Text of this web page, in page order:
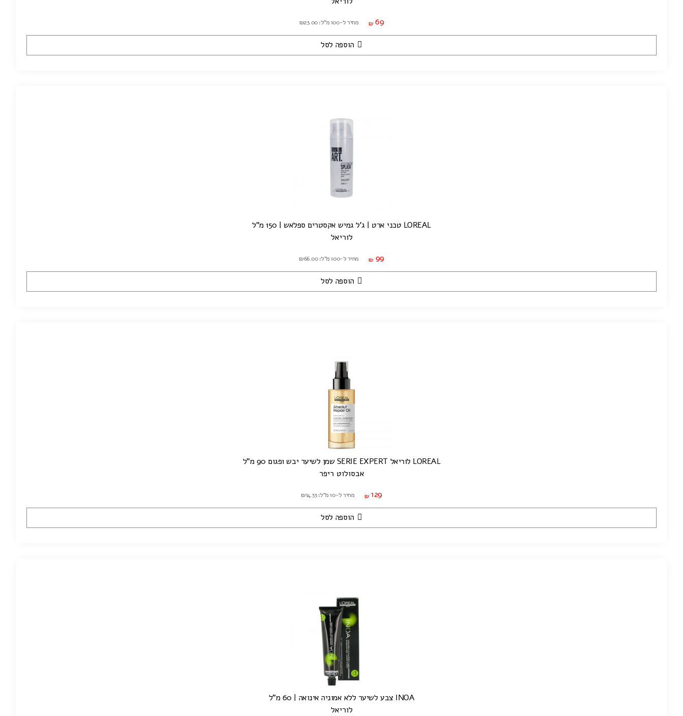
₪ 69 מחיר ל-100 מ"ל: ₪23.00
הוספה לסל
LOREAL טכני ארט | ג'ל גמיש אקסטרים ספלאש | 150 מ"ל
לוריאל
₪ 99 מחיר ל-100 מ"ל: ₪66.00
הוספה לסל
LOREAL לוריאל SERIE EXPERT שמן לשיער יבש ופגום 90 מ"ל
אבסולוט ריפר
₪ 129 מחיר ל-10 מ"ל: ₪14.33
הוספה לסל
INOA צבע לשיער ללא אמוניה אינואה | 60 מ"ל
לוריאל